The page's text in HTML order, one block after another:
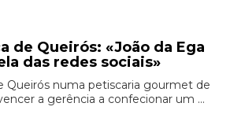
de Queirós: «João da Ega
das redes sociais»
Queirós numa petiscaria gourmet de
a gerência a confecionar um ...